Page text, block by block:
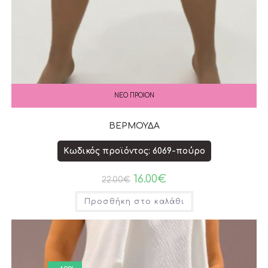
ΝΕΟ ΠΡΟΙΟΝ
ΒΕΡΜΟΥΔΑ
Κωδικός προϊόντος: 6069-πούρο
22.00€ 16.00€
Προσθήκη στο καλάθι